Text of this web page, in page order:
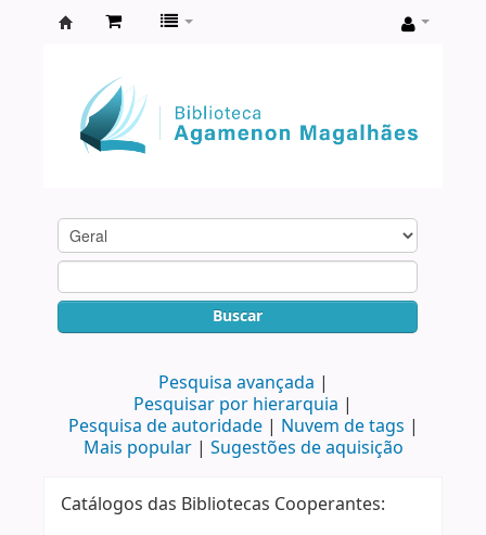
Agamenon
Magalhães
Buscar
Pesquisa avançada
Pesquisar por hierarquia
Pesquisa de autoridade
Nuvem de tags
Mais popular
Sugestões de aquisição
Catálogos das Bibliotecas Cooperantes: